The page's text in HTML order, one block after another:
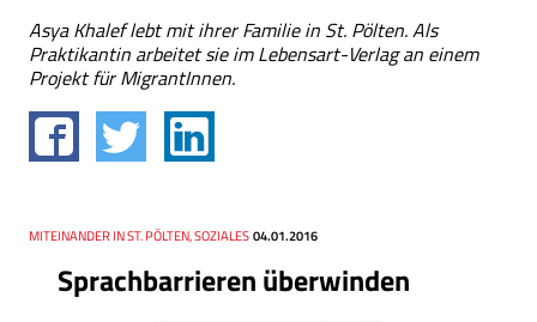
Asya Khalef lebt mit ihrer Familie in St. Pölten. Als
Praktikantin arbeitet sie im Lebensart-Verlag an einem
Projekt für MigrantInnen.
Sprachbarrieren überwinden
Thema
MITEINANDER IN ST. PÖLTEN, SOZIALES
Datum 04.01.2016